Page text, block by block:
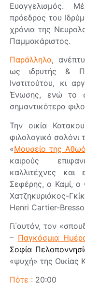
Ευαγγελισμός.
πρόεδρος του
χρόνια της
Παμμακάριστος.
Παράλληλα,
ως ιδρυτής &
Ινστιτούτου, κι
Ένωσης, ενώ το
σημαντικότερα
Την οικία
φιλολογικό σαλόνι
«Μουσείο της
καιρούς
καλλιτέχνες και
Σεφέρης, ο Καμί, ο
Χατζηκυριάκος-
Henri Cartier-
Γι΄αυτόν, τον
– Παγκόσμια
Σοφία
«ψυχή» της Οικίας
Πότε : 20:00